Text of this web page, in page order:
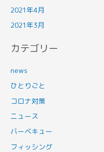
2021年4月
2021年3月
カテゴリー
news
ひとりごと
コロナ対策
ニュース
バーベキュー
フィッシング